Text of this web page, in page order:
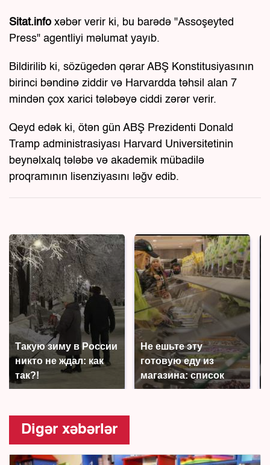
Sitat.info xəbər verir ki, bu barədə "Assoşeyted
Press" agentliyi məlumat yayıb.
Bildirilib ki, sözügedən qərar ABŞ Konstitusiyasının
birinci bəndinə ziddir və Harvardda təhsil alan 7
mindən çox xarici tələbəyə ciddi zərər verir.
Qeyd edək ki, ötən gün ABŞ Prezidenti Donald
Tramp administrasiyası Harvard Universitetinin
beynəlxalq tələbə və akademik mübadilə
proqramının lisenziyasını ləğv edib.
Такую зиму в России
никто не ждал: как
так?!
Не ешьте эту
готовую еду из
магазина: список
Digər xəbərlər